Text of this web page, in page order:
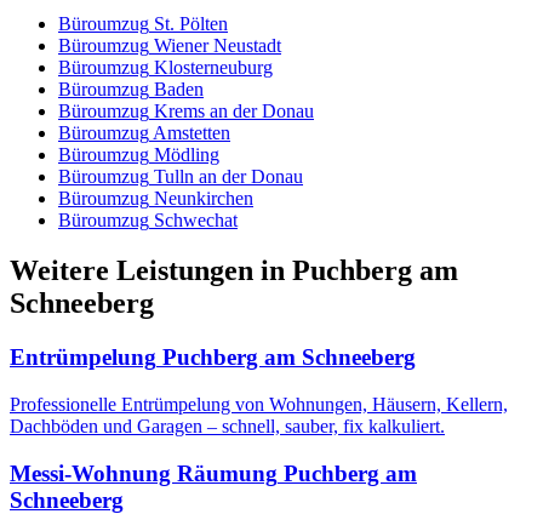
Büroumzug St. Pölten
Büroumzug Wiener Neustadt
Büroumzug Klosterneuburg
Büroumzug Baden
Büroumzug Krems an der Donau
Büroumzug Amstetten
Büroumzug Mödling
Büroumzug Tulln an der Donau
Büroumzug Neunkirchen
Büroumzug Schwechat
Weitere Leistungen in Puchberg am
Schneeberg
Entrümpelung Puchberg am Schneeberg
Professionelle Entrümpelung von Wohnungen, Häusern, Kellern,
Dachböden und Garagen – schnell, sauber, fix kalkuliert.
Messi-Wohnung Räumung Puchberg am
Schneeberg